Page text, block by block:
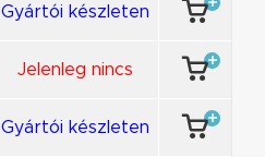
Gyártói készleten
Jelenleg nincs
Gyártói készleten